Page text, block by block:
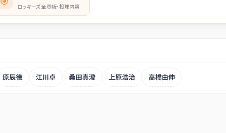
ロッキーズ 全登板・投球内容
原辰徳 江川卓 桑田真澄 上原浩治 高橋由伸